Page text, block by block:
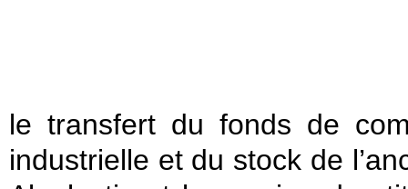
le transfert du fonds de
industrielle et du stock de